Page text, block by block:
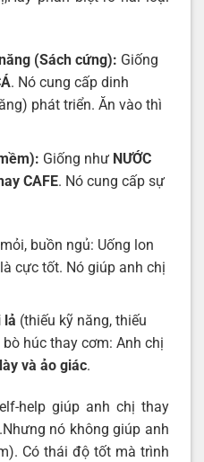
(Sách cứng): Giống
. Nó cung cấp dinh
phát triển. Ăn vào thì
Giống như NƯỚC
CAFE. Nó cung cấp sự
buồn ngủ: Uống lon
cực tốt. Nó giúp anh chị
lả (thiếu kỹ năng, thiếu
húc thay cơm: Anh chị
và ảo giác.
help giúp anh chị thay
nó không giúp anh
Có thái độ tốt mà trình